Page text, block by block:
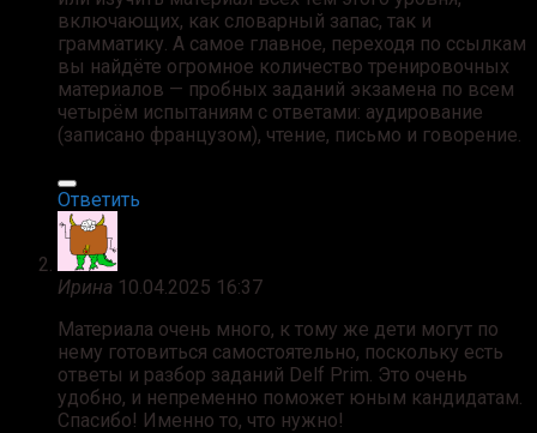
включающих, как словарный запас, так и
грамматику. А самое главное, переходя по ссылкам
вы найдёте огромное количество тренировочных
материалов — пробных заданий экзамена по всем
четырём испытаниям с ответами: аудирование
(записано французом), чтение, письмо и говорение.
Ответить
Ирина 10.04.2025 16:37
Материала очень много, к тому же дети могут по
нему готовиться самостоятельно, поскольку есть
ответы и разбор заданий Delf Prim. Это очень
удобно, и непременно поможет юным кандидатам.
Спасибо! Именно то, что нужно!